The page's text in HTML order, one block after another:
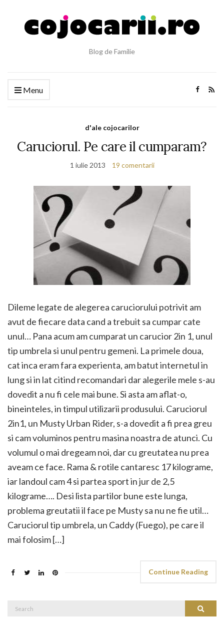
Blog de Familie
Menu
d'ale cojocarilor
Caruciorul. Pe care il cumparam?
1 iulie 2013 19 comentarii
Dileme legate de alegerea caruciorului potrivit am
avut de fiecare data cand a trebuit sa cumpar cate
unul… Pana acum am cumparat un carucior 2in 1, unul
tip umbrela si unul pentru gemeni. La primele doua,
cat inca eram fara experienta, am batut internetul in
lung si in lat citind recomandari dar alegerile mele s-au
dovedit a nu fi cele mai bune. Si asta am aflat-o,
bineinteles, in timpul utilizarii produsului. Caruciorul
2in1, un Musty Urban Rider, s-a dovedit a fi prea greu
si cam voluminos pentru masina noastra de atunci. Cu
volumul o mai dregeam noi, dar cu greutatea nu prea
aveam ce face. Rama & rotile cantaresc 17 kilograme,
iar landoul cam 4 si partea sport in jur de 2,5
kilograme…. Desi lista partilor bune este lunga,
problema greutatii il face pe Musty sa nu ne fie util…
Caruciorul tip umbrela, un Caddy (Fuego), pe care il
mai folosim […]
Continue Reading
Search